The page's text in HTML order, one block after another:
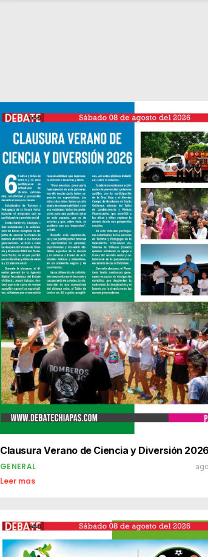
Clausura Verano de Ciencia y Diversión 2026
GENERAL
Leer mas